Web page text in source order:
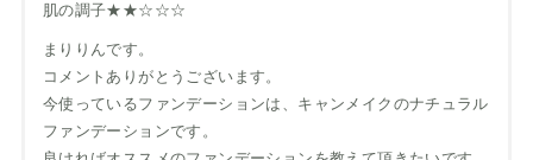
肌の調子★★☆☆☆
まりりんです。
コメントありがとうございます。
今使っているファンデーションは、キャンメイクのナチュラル
ファンデーションです。